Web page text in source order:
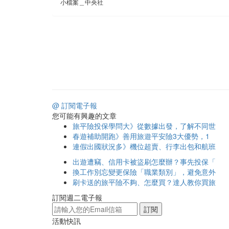
小檔案＿中央社
@ 訂閱電子報
您可能有興趣的文章
旅平險投保學問大》從數據出發，了解不同世
春遊補助開跑》善用旅遊平安險3大優勢，1
連假出國狀況多》機位超賣、行李出包和航班
出遊遭竊、信用卡被盜刷怎麼辦？事先投保「
換工作別忘變更保險「職業類別」，避免意外
刷卡送的旅平險不夠、怎麼買？達人教你買旅
訂閱週二電子報
訂閱
活動快訊